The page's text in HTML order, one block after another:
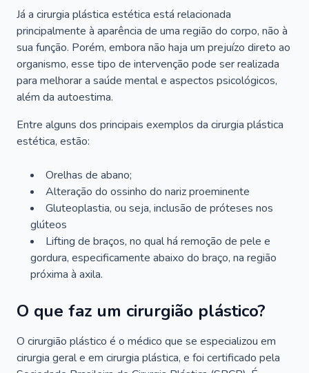
Já a cirurgia plástica estética está relacionada
principalmente à aparência de uma região do corpo, não à
sua função. Porém, embora não haja um prejuízo direto ao
organismo, esse tipo de intervenção pode ser realizada
para melhorar a saúde mental e aspectos psicológicos,
além da autoestima.
Entre alguns dos principais exemplos da cirurgia plástica
estética, estão:
Orelhas de abano;
Alteração do ossinho do nariz proeminente
Gluteoplastia, ou seja, inclusão de próteses nos
glúteos
Lifting de braços, no qual há remoção de pele e
gordura, especificamente abaixo do braço, na região
próxima à axila.
O que faz um cirurgião plástico?
O cirurgião plástico é o médico que se especializou em
cirurgia geral e em cirurgia plástica, e foi certificado pela